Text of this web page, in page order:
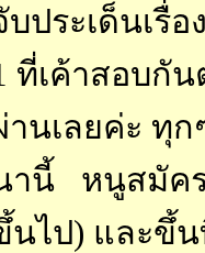
บประเด็นเรื่
ที่เค้าสอบกั
านเลยค่ะ ทุ
านี้ หนูสมัคร
นไป) และขึ้